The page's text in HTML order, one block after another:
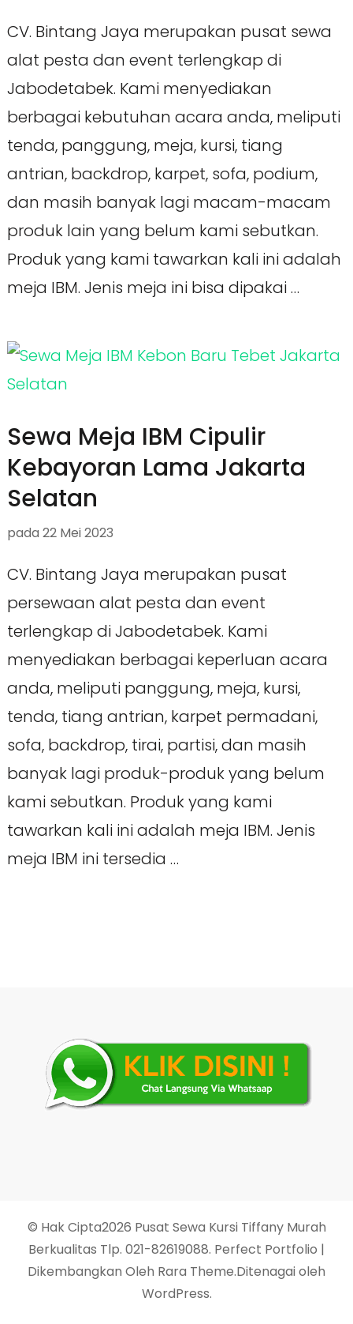
CV. Bintang Jaya merupakan pusat sewa
alat pesta dan event terlengkap di
Jabodetabek. Kami menyediakan
berbagai kebutuhan acara anda, meliputi
tenda, panggung, meja, kursi, tiang
antrian, backdrop, karpet, sofa, podium,
dan masih banyak lagi macam-macam
produk lain yang belum kami sebutkan.
Produk yang kami tawarkan kali ini adalah
meja IBM. Jenis meja ini bisa dipakai …
Sewa Meja IBM Cipulir
Kebayoran Lama Jakarta
Selatan
pada 22 Mei 2023
CV. Bintang Jaya merupakan pusat
persewaan alat pesta dan event
terlengkap di Jabodetabek. Kami
menyediakan berbagai keperluan acara
anda, meliputi panggung, meja, kursi,
tenda, tiang antrian, karpet permadani,
sofa, backdrop, tirai, partisi, dan masih
banyak lagi produk-produk yang belum
kami sebutkan. Produk yang kami
tawarkan kali ini adalah meja IBM. Jenis
meja IBM ini tersedia …
© Hak Cipta2026 Pusat Sewa Kursi Tiffany Murah
Berkualitas Tlp. 021-82619088. Perfect Portfolio |
Dikembangkan Oleh Rara Theme.Ditenagai oleh
WordPress.